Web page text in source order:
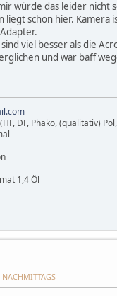
würde das leider nicht
liegt schon hier. Kamera
viel besser als die
und war baff
DF, Phako, (qualitativ)
1,4 Öl